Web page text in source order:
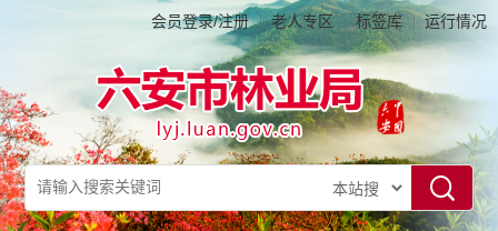
会员登录/注册 老人专区 标签库 运行情况